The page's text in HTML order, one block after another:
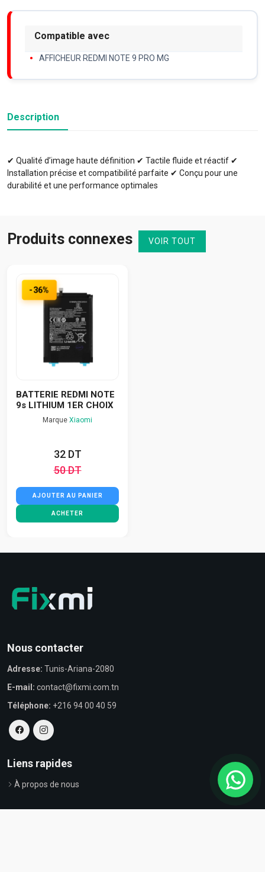
Compatible avec
AFFICHEUR REDMI NOTE 9 PRO MG
Description
✔ Qualité d’image haute définition ✔ Tactile fluide et réactif ✔
Installation précise et compatibilité parfaite ✔ Conçu pour une
durabilité et une performance optimales
Produits connexes VOIR TOUT
-36%
BATTERIE REDMI NOTE
9s LITHIUM 1ER CHOIX
Marque Xiaomi
32 DT
50 DT
AJOUTER AU PANIER
ACHETER
Nous contacter
Adresse: Tunis-Ariana-2080
E-mail: contact@fixmi.com.tn
Téléphone: +216 94 00 40 59
Liens rapides
À propos de nous